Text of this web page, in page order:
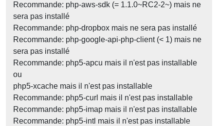
Recommande: php-aws-sdk (= 1.1.0~RC2-2~) mais ne
sera pas installé
Recommande: php-dropbox mais ne sera pas installé
Recommande: php-google-api-php-client (< 1) mais ne
sera pas installé
Recommande: php5-apcu mais il n'est pas installable
ou
php5-xcache mais il n'est pas installable
Recommande: php5-curl mais il n'est pas installable
Recommande: php5-imap mais il n'est pas installable
Recommande: php5-intl mais il n'est pas installable